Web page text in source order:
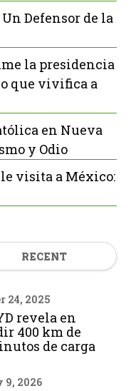
Defensor de la
la presidencia
que vivifica a
en Nueva
y Odio
visita a México:
RECENT
24, 2025
revela en
400 km de
de carga
9, 2026